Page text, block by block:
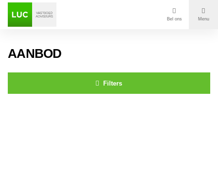
Bel ons Menu
AANBOD
Filters